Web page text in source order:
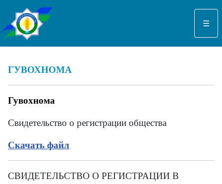
☰
ГУВОХНОМА
Гувохнома
Свидетельство о регистрации общества
Скачать файл
СВИДЕТЕЛЬСТВО О РЕГИСТРАЦИИ В